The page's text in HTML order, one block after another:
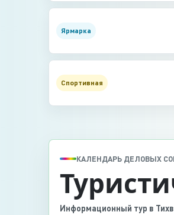
Ярмарка
Спортивная
КАЛЕНДАРЬ ДЕЛОВЫХ
Информационный тур в